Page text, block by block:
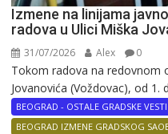
Izmene na linijama
radova u Ulici Miška
31/07/2026 Alex 0
Tokom radova na redovnom
Jovanovića (Voždovac), od 1.
BEOGRAD - OSTALE GRADSKE VESTI
BEOGRAD IZMENE GRADSKOG